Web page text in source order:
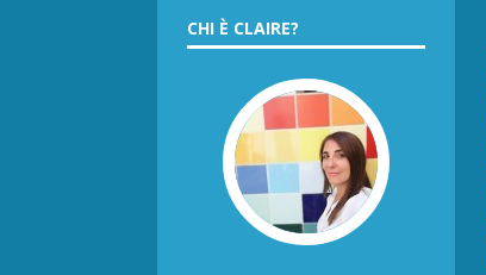
CHI È CLAIRE?